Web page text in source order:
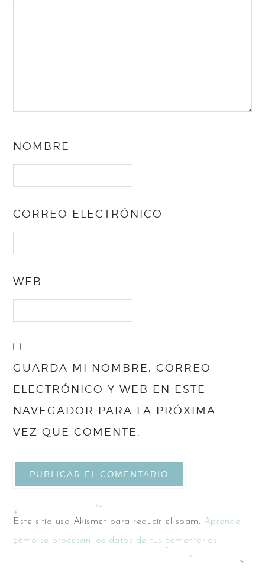
NOMBRE
CORREO ELECTRÓNICO
WEB
GUARDA MI NOMBRE, CORREO
ELECTRÓNICO Y WEB EN ESTE
NAVEGADOR PARA LA PRÓXIMA
VEZ QUE COMENTE.
Este sitio usa Akismet para reducir el spam. Aprende
cómo se procesan los datos de tus comentarios.